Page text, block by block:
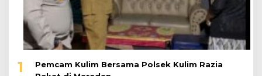
1
Pemcam Kulim Bersama Polsek Kulim Razia